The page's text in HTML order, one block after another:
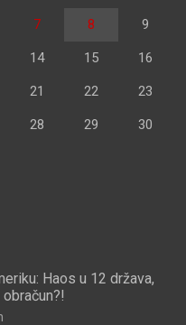
7 8 9
14 15 16
21 22 23
28 29 30
Haos u 12 država,